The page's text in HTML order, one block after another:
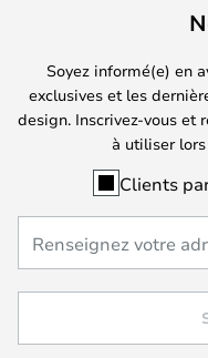
Soyez informé(e) en
exclusives et les
design. Inscrivez-vous et
à utiliser
Clients